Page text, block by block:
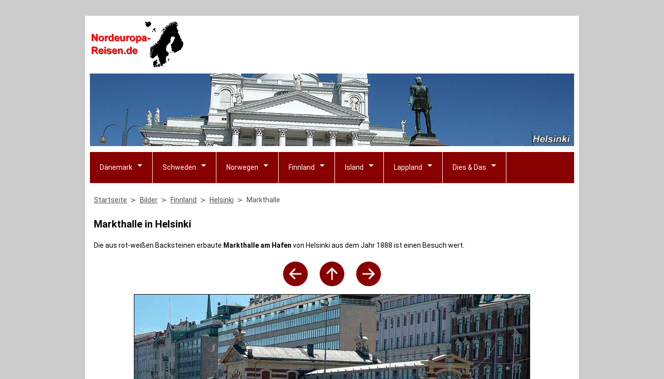
Dänemark Schweden Norwegen Finnland Island Lappland Dies & Das
Startseite Bilder Finnland Helsinki Markthalle
Markthalle in Helsinki
Die aus rot-weißen Backsteinen erbaute Markthalle am Hafen von Helsinki aus dem Jahr 1888 ist einen Besuch wert.